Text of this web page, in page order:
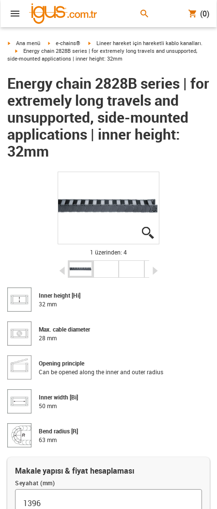
(0)
igus-icon-arrow-right
Ana menü igus-icon-arrow-right
e-chains® igus-icon-arrow-right
Lineer hareket için hareketli kablo kanalları.
igus-icon-arrow-right
Energy chain 2828B series | for extremely long travels and unsupported,
side-mounted applications | inner height: 32mm
Energy chain 2828B series | for
extremely long travels and
unsupported, side-mounted
applications | inner height:
32mm
1 üzerinden: 4
igus-icon-arrow-left
Inner height [Hi]
32 mm
Max. cable diameter
28 mm
Opening principle
Can be opened along the inner and outer radius
Inner width [Bi]
50 mm
Bend radius [R]
63 mm
Makale yapısı & fiyat hesaplaması
Seyahat (mm)